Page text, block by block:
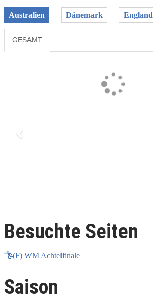
Australien Dänemark England
GESAMT
Besuchte Seiten
(F) WM Achtelfinale
Saison